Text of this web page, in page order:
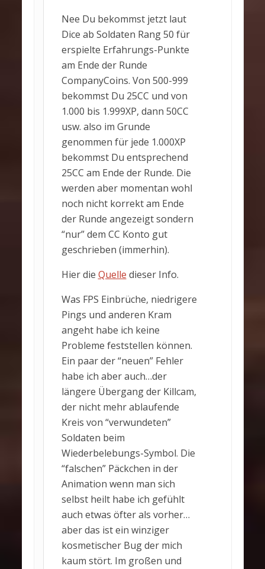
Nee Du bekommst jetzt laut
Dice ab Soldaten Rang 50 für
erspielte Erfahrungs-Punkte
am Ende der Runde
CompanyCoins. Von 500-999
bekommst Du 25CC und von
1.000 bis 1.999XP, dann 50CC
usw. also im Grunde
genommen für jede 1.000XP
bekommst Du entsprechend
25CC am Ende der Runde. Die
werden aber momentan wohl
noch nicht korrekt am Ende
der Runde angezeigt sondern
“nur” dem CC Konto gut
geschrieben (immerhin).
Hier die Quelle dieser Info.
Was FPS Einbrüche, niedrigere
Pings und anderen Kram
angeht habe ich keine
Probleme feststellen können.
Ein paar der “neuen” Fehler
habe ich aber auch…der
längere Übergang der Killcam,
der nicht mehr ablaufende
Kreis von “verwundeten”
Soldaten beim
Wiederbelebungs-Symbol. Die
“falschen” Päckchen in der
Animation wenn man sich
selbst heilt habe ich gefühlt
auch etwas öfter als vorher…
aber das ist ein winziger
kosmetischer Bug der mich
kaum stört. Im großen und